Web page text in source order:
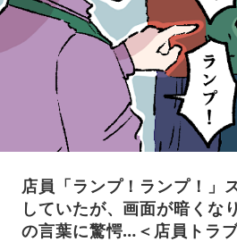
店員「ランプ！ランプ！」
していたが、画面が暗くな
の言葉に驚愕…＜店員トラ